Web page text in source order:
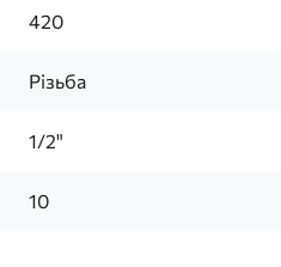
420
Різьба
1/2"
10